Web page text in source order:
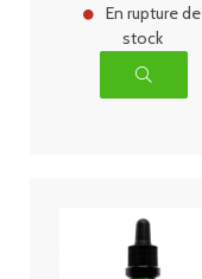
En rupture de
stock